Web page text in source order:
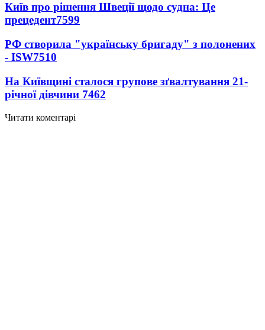
Київ про рішення Швеції щодо судна: Це
прецедент7599
РФ створила "українську бригаду" з полонених
- ISW7510
На Київщині сталося групове зґвалтування 21-
річної дівчини 7462
Читати коментарі